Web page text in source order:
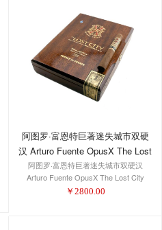
阿图罗·富恩特巨著迷失城市双硬
汉 Arturo Fuente OpusX The Lost
City Double Robusto
阿图罗·富恩特巨著迷失城市双硬汉
Arturo Fuente OpusX The Lost City
Double Robusto
￥ 2800.00